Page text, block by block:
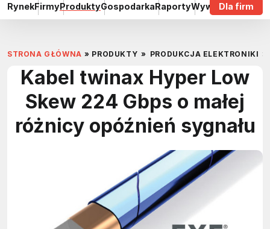
RynekFirmyProduktyGospodarkaRaportyWywiadyDla firm
STRONA GŁÓWNA » PRODUKTY » PRODUKCJA ELEKTRONIKI »
Kabel twinax Hyper Low
Skew 224 Gbps o małej
różnicy opóźnień sygnału